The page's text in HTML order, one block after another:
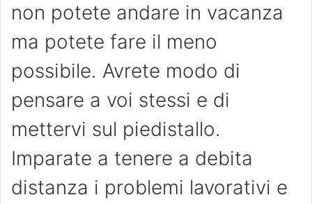
non potete andare in vacanza
ma potete fare il meno
possibile. Avrete modo di
pensare a voi stessi e di
mettervi sul piedistallo.
Imparate a tenere a debita
distanza i problemi lavorativi e